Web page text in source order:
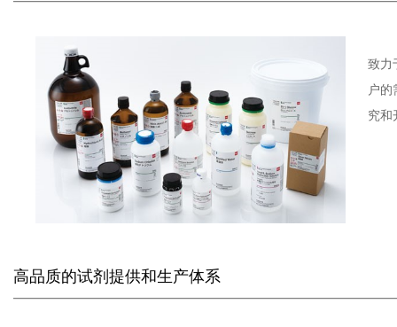
致力
户的
究和
高品质的试剂提供和生产体系
————————————————